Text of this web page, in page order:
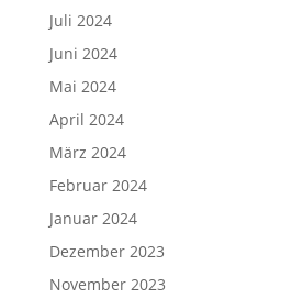
Juli 2024
Juni 2024
Mai 2024
April 2024
März 2024
Februar 2024
Januar 2024
Dezember 2023
November 2023